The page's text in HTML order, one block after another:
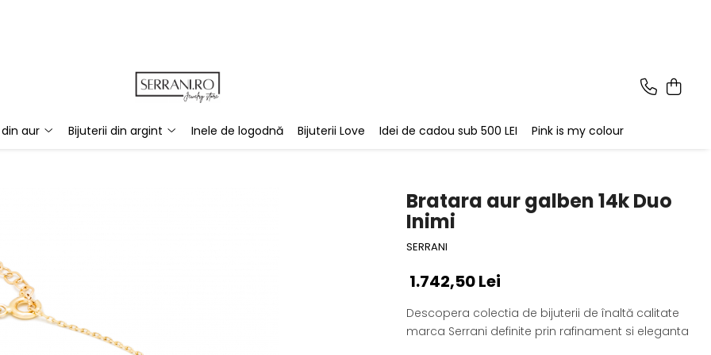
aur Bijuterii din argint Inele de logodnă Bijuterii Love Idei de cadou sub 500 LEI Pink is my colour
Bratara aur galben 14k Duo
Inimi
SERRANI
1.742,50 Lei
Descopera colectia de bijuterii de înaltă calitate
marca Serrani definite prin rafinament si eleganta